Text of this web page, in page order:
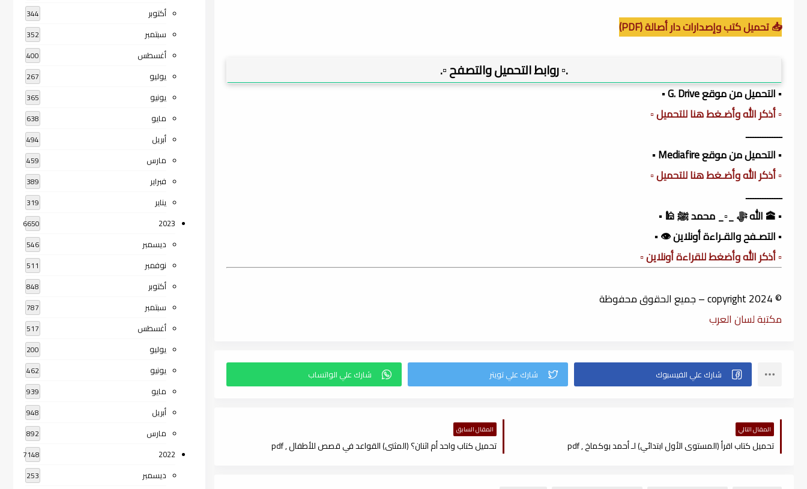
📥 تحميل كتب وإصدارات دار أصالة (PDF)
.▫️ روابط التحميل والتصفح ▫️.
▪️ التحميل من موقع G. Drive ▪️
▫️ أذكر الله وأضـغط هنا للتحميل ▫️
ـــــــــــــــ
▪️ التحميل من موقع Mediafire ▪️
▫️ أذكر الله وأضـغط هنا للتحميل ▫️
ـــــــــــــــ
▪️ 🕋 الله ﷻ _▫️_ محمد ﷺ 🕌 ▪️
▪️ التصـفح والقـراءة أونلاين 👁️ ▪️
▫️ أذكر الله وأضغط للقراءة أونلاين ▫️
© copyright 2024 – جميع الحقوق محفوظة
مكتبة لسان العرب
المقال التالي
تحميل كتاب اقرأ (المستوى الأول ابتدائي) لـ أحمد بوكماخ , pdf
المقال السابق
تحميل كتاب واحد أم اثنان؟ (المثنى) القواعد في قصص للأطفال , pdf
أكتوبر 344
سبتمبر 352
أغسطس 400
يوليو 267
يونيو 365
مايو 638
أبريل 494
مارس 459
فبراير 389
يناير 319
2023
6650
ديسمبر 546
نوفمبر 511
أكتوبر 848
سبتمبر 787
أغسطس 517
يوليو 200
يونيو 462
مايو 939
أبريل 948
مارس 892
2022
7148
ديسمبر 253